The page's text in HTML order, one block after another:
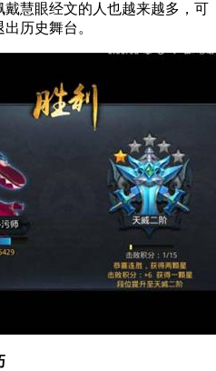
慧眼经文的人也越来越多，可
历史舞台。